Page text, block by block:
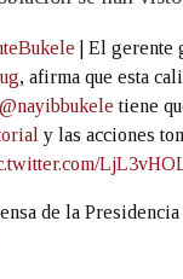
| El gerente
, afirma que esta
@nayibbukele tiene
y las acciones
de la Presidencia